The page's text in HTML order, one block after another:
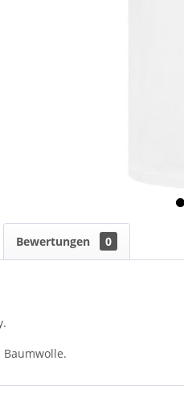
Bewertungen 0
Baumwolle.